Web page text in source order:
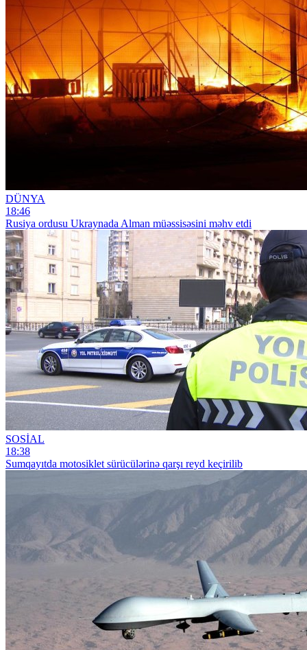
DÜNYA
18:46
Rusiya ordusu Ukraynada Alman müəssisəsini məhv etdi
SOSİAL
18:38
Sumqayıtda motosiklet sürücülərinə qarşı reyd keçirilib